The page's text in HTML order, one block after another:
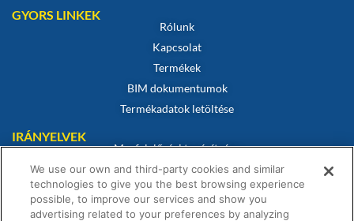
GYORS LINKEK
Rólunk
Kapcsolat
Termékek
BIM dokumentumok
Termékadatok letöltése
IRÁNYELVEK
Megfelelőségi tanúsítvány
Sütikre vonatkozó szabályzat
Jogi nyilatkozat
Adatvédelmi irányelvek
We use our own and third-party cookies and similar
technologies to give you the best browsing experience
possible, to improve our services and show you
advertising related to your preferences by analyzing